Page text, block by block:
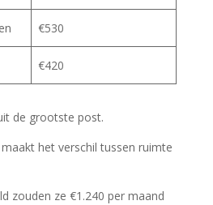
€530
€420
de grootste post.
het verschil tussen ruimte
zouden ze €1.240 per maand